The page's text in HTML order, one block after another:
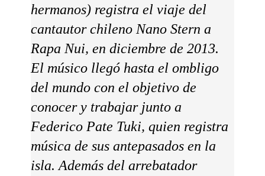
hermanos) registra el viaje del
cantautor chileno Nano Stern a
Rapa Nui, en diciembre de 2013.
El músico llegó hasta el ombligo
del mundo con el objetivo de
conocer y trabajar junto a
Federico Pate Tuki, quien registra
música de sus antepasados en la
isla. Además del arrebatador